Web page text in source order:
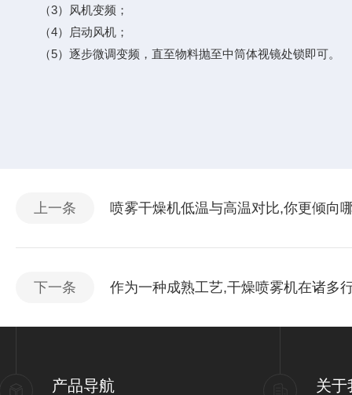
（3）风机变频；
（4）启动风机；
（5）逐步微调变频，直至物料抛至中筒体视镜处锁即可。
上一条 喷雾干燥机低温与高温对比,你更倾向
下一条 作为一种成熟工艺,干燥喷雾机在诸多
产品导航 关于